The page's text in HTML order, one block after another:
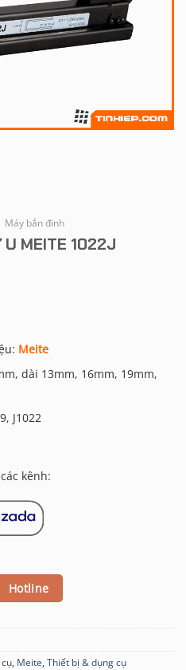
Máy bắn đinh
MEITE 1022J
Meite
dài 13mm, 16mm, 19mm,
J1022
kênh:
Hotline
, Meite, Thiết bị & dụng cụ